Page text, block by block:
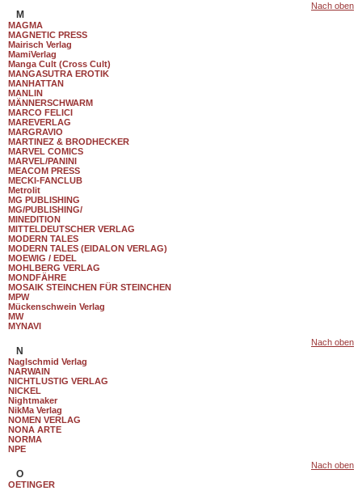
Nach oben
M
MAGMA
MAGNETIC PRESS
Mairisch Verlag
MamiVerlag
Manga Cult (Cross Cult)
MANGASUTRA EROTIK
MANHATTAN
MANLIN
MÄNNERSCHWARM
MARCO FELICI
MAREVERLAG
MARGRAVIO
MARTINEZ & BRODHECKER
MARVEL COMICS
MARVEL/PANINI
MEACOM PRESS
MECKI-FANCLUB
Metrolit
MG PUBLISHING
MG/PUBLISHING/
MINEDITION
MITTELDEUTSCHER VERLAG
MODERN TALES
MODERN TALES (EIDALON VERLAG)
MOEWIG / EDEL
MOHLBERG VERLAG
MONDFÄHRE
MOSAIK STEINCHEN FÜR STEINCHEN
MPW
Mückenschwein Verlag
MW
MYNAVI
Nach oben
N
Naglschmid Verlag
NARWAIN
NICHTLUSTIG VERLAG
NICKEL
Nightmaker
NikMa Verlag
NOMEN VERLAG
NONA ARTE
NORMA
NPE
Nach oben
O
OETINGER